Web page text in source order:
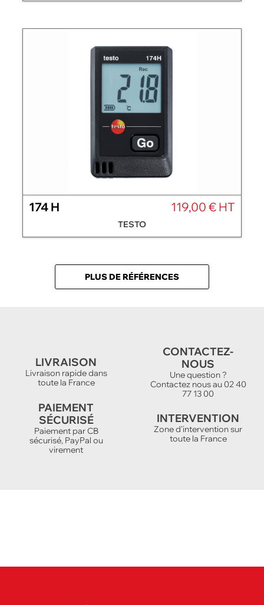
174 H 119,00 € HT
TESTO
PLUS DE RÉFÉRENCES
LIVRAISON
Livraison rapide dans
toute la France
CONTACTEZ-
NOUS
Une question ?
Contactez nous au 02 40
77 13 00
PAIEMENT
SÉCURISÉ
Paiement par CB
sécurisé, PayPal ou
virement
INTERVENTION
Zone d'intervention sur
toute la France